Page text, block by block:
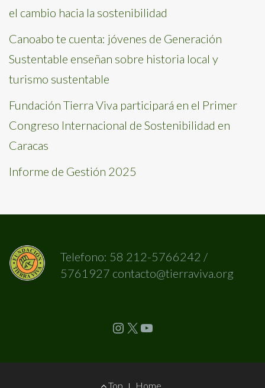
el cambio hacia la sostenibilidad
Canoabo te cuenta: jóvenes de Generación
Sustentable enseñan sobre historia local y
turismo sustentable
Fundación Tierra Viva participará en el Primer
Congreso Internacional de Sostenibilidad en
Caracas
Informe de Gestión 2025
Telefono: 58 212-5766242 /
5761927 contacto@tierraviva.org
Instagram X YouTube
Top Home